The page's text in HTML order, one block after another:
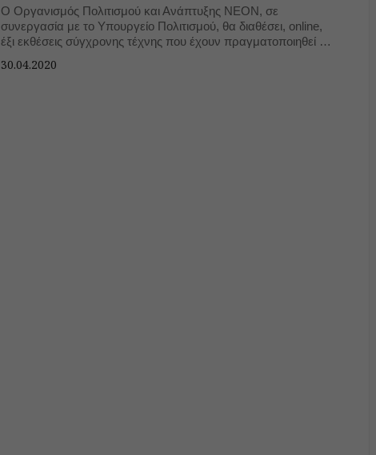
Ο Οργανισμός Πολιτισμού και Ανάπτυξης ΝΕΟΝ, σε
συνεργασία με το Υπουργείο Πολιτισμού, θα διαθέσει, online,
έξι εκθέσεις σύγχρονης τέχνης που έχουν πραγματοποιηθεί σε
30.04.2020